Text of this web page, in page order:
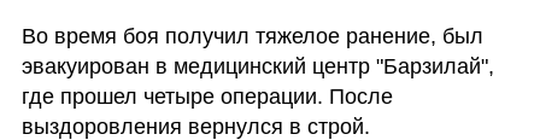
Во время боя получил тяжелое ранение, был
эвакуирован в медицинский центр "Барзилай",
где прошел четыре операции. После
выздоровления вернулся в строй.